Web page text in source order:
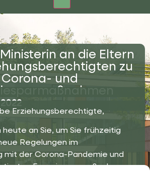
an die Eltern
zu
Corona- und
Erziehungsberechtigte,
an Sie, um Sie frühzeitig
Regelungen im
mit der Corona-Pandemie und
Energiesparmaßnahmen